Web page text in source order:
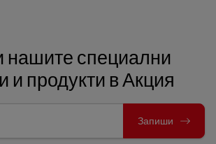
нашите специални
и продукти в Акция
Запиши